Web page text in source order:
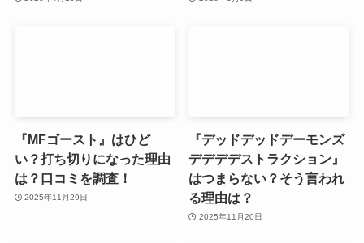
『MFゴースト』はひど
い？打ち切りになった理由
は？口コミを調査！
2025年11月29日
『デッドデッドデーモンズ
デデデデストラクション』
はつまらない？そう言われ
る理由は？
2025年11月20日